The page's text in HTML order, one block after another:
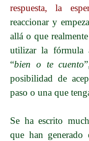
respuesta, la
reaccionar y
allá o que
utilizar la fórmula
“bien o te cuento
posibilidad de
paso o una que
Se ha escrito
que han generado